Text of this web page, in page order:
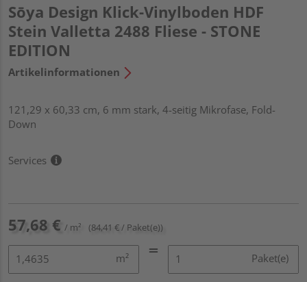
Sōya Design Klick-Vinylboden HDF
Stein Valletta 2488 Fliese - STONE
EDITION
Artikelinformationen
121,29 x 60,33 cm, 6 mm stark, 4-seitig Mikrofase, Fold-
Down
Services
57,68 € / m² (84,41 € / Paket(e))
m² Paket(e)